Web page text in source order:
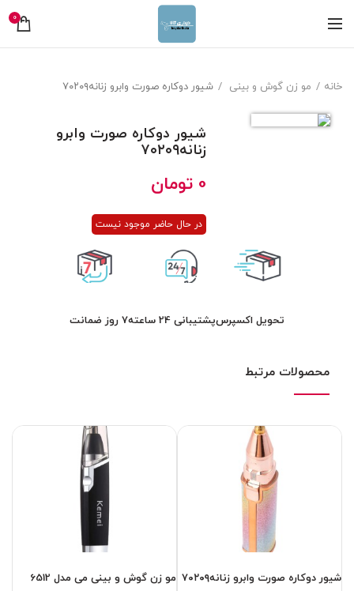
0
خانه مو زن گوش و بینی شیور دوکاره صورت وابرو زنانه۷۰۲۰۹
شیور دوکاره صورت وابرو
زنانه۷۰۲۰۹
0 تومان
در حال حاضر موجود نیست
تحویل اکسپرسپشتیبانی 24 ساعته 7 روز ضمانت
محصولات مرتبط
شیور دوکاره صورت وابرو زنانه۷۰۲۰۹ مو زن گوش و بینی می مدل 6512